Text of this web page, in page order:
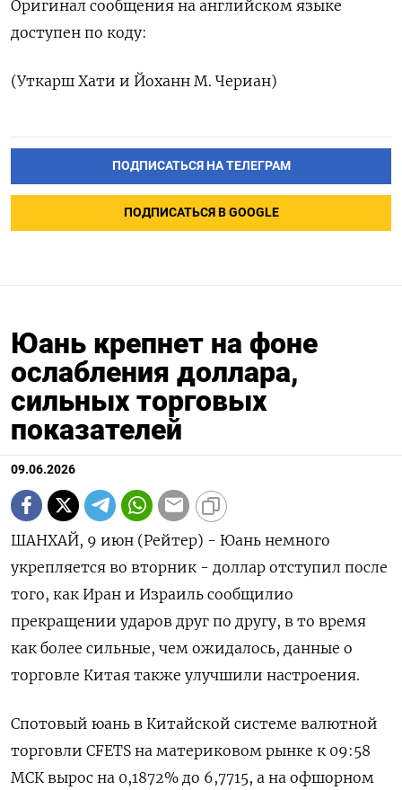
Оригинал сообщения ‌на английском языке
доступен по ​коду:
(Уткарш Хати и ‌Йоханн М. Чериан)
ПОДПИСАТЬСЯ НА ТЕЛЕГРАМ
ПОДПИСАТЬСЯ В GOOGLE
Юань крепнет на фоне
ослабления доллара,
сильных торговых
показателей
09.06.2026
ШАНХАЙ, 9 июн (Рейтер) - Юань немного
укрепляется во вторник - доллар отступил после
того, как Иран и Израиль сообщилио
прекращении ударов друг по другу, ‌в то время
как более сильные, чем ожидалось, данные о
торговле Китая также улучшили настроения.
Спотовый юань в Китайской системе валютной
торговли CFETS ​на материковом рынке к 09:58 ​
МСК вырос ​на 0,1872% ⁠до 6,7715, а на офшорном